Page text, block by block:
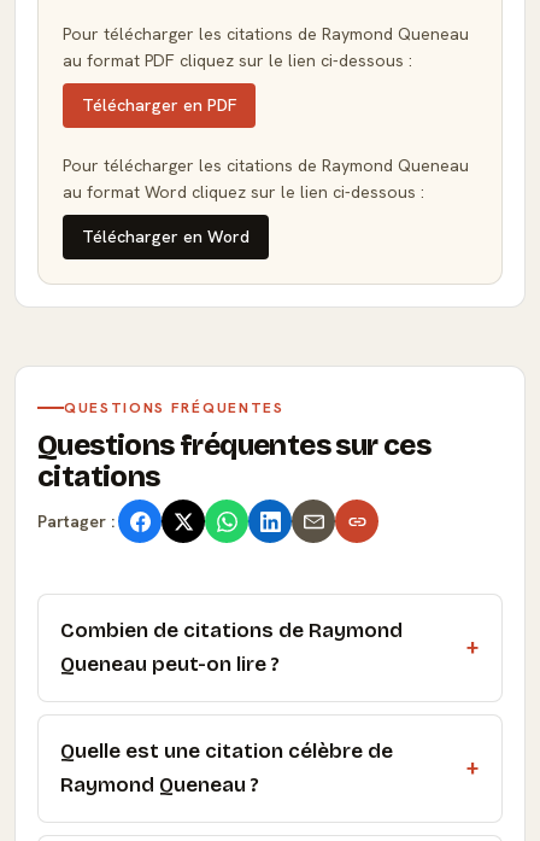
Pour télécharger les citations de Raymond Queneau
au format PDF cliquez sur le lien ci-dessous :
Télécharger en PDF
Pour télécharger les citations de Raymond Queneau
au format Word cliquez sur le lien ci-dessous :
Télécharger en Word
QUESTIONS FRÉQUENTES
Questions fréquentes sur ces
citations
Partager :
Combien de citations de Raymond
Queneau peut-on lire ?
Quelle est une citation célèbre de
Raymond Queneau ?